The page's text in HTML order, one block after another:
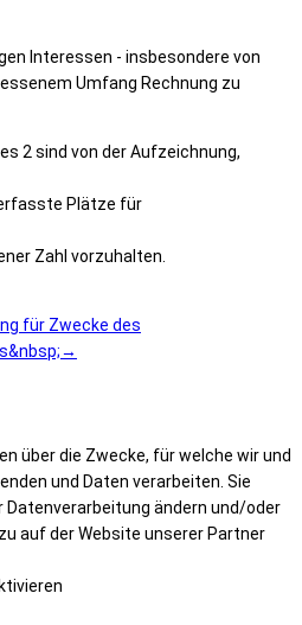
Interessen - insbesondere von
Umfang Rechnung zu
2 sind von der Aufzeichnung,
Plätze für
Zahl vorzuhalten.
für Zwecke des
über die Zwecke, für welche wir und
und Daten verarbeiten. Sie
Datenverarbeitung ändern und/oder
auf der Website unserer Partner